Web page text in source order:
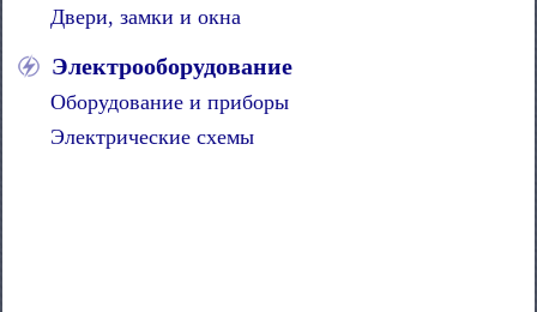
Двери, замки и окна
Электрооборудование
Оборудование и приборы
Электрические схемы